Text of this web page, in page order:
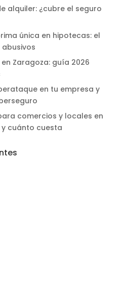
alquiler: ¿cubre el seguro
única en hipotecas: el
Zaragoza: guía 2026
en tu empresa y
comercios y locales en
cuánto cuesta